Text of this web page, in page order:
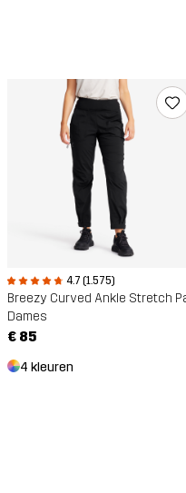
4.7 (1.575)
Dames
€ 85
4 kleuren